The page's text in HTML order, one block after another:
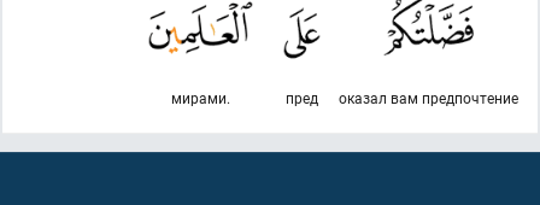
оказал вам предпочтение
пред
мирами.